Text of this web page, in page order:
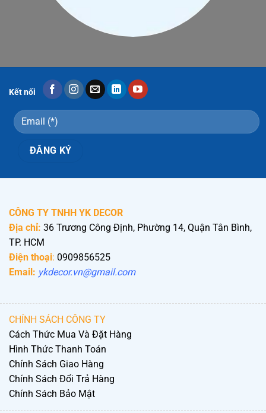
Kết nối
CÔNG TY TNHH YK DECOR
Địa chỉ: 36 Trương Công Định, Phường 14, Quận Tân Bình,
TP. HCM
Điện thoại: 0909856525
Email: ykdecor.vn@gmail.com
CHÍNH SÁCH CÔNG TY
Cách Thức Mua Và Đặt Hàng
Hình Thức Thanh Toán
Chính Sách Giao Hàng
Chính Sách Đổi Trả Hàng
Chính Sách Bảo Mật